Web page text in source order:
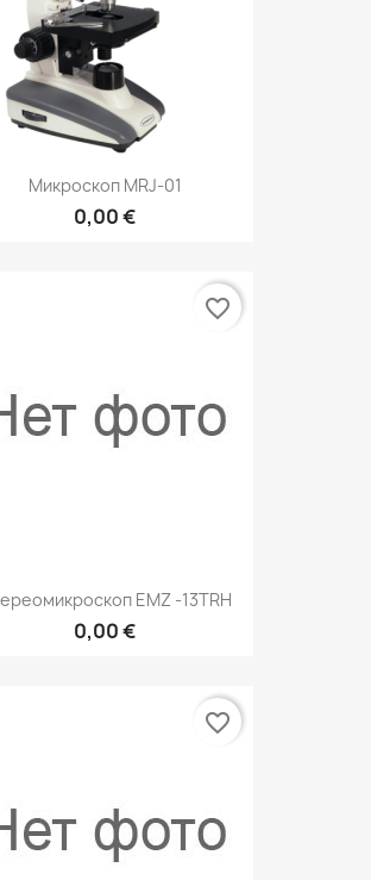
Микроскоп MRJ-01
0,00 €
EMZ -13TRH
0,00 €
favorite_border
favorite_border